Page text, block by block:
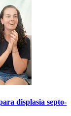
displasia septo-